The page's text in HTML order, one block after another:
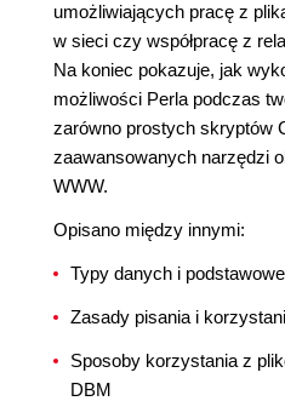
umożliwiających pracę z
w sieci czy współpracę z
Na koniec pokazuje, jak
możliwości Perla podczas
zarówno prostych skryptów
zaawansowanych narzędzi
WWW.
Opisano między innymi:
Typy danych i
Zasady pisania i
Sposoby korzystania z
DBM